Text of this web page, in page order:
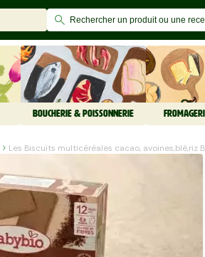
BOUCHERIE & POISSONNERIE
Les Biscuits multicéréales cacao, avoines,blé,riz